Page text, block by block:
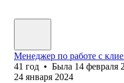
Менеджер по работе с
41 год • Была 14 февраля
24 января 2024